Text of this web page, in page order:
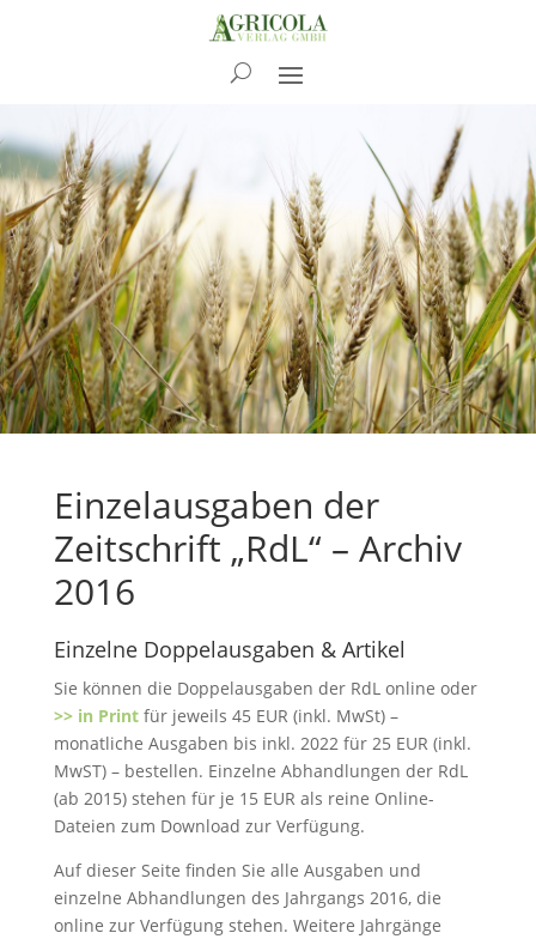
RdL
Einzelausgaben der
Zeitschrift „RdL“ – Archiv
2016
Einzelne Doppelausgaben & Artikel
Sie können die Doppelausgaben der RdL online oder
>> in Printfür jeweils 45 EUR (inkl. MwSt) –
monatliche Ausgaben bis inkl. 2022 für 25 EUR (inkl.
MwST) – bestellen. Einzelne Abhandlungen der RdL
(ab 2015) stehen für je 15 EUR als reine Online-
Dateien zum Download zur Verfügung.
Auf dieser Seite finden Sie alle Ausgaben und
einzelne Abhandlungen des Jahrgangs 2016, die
online zur Verfügung stehen. Weitere Jahrgänge